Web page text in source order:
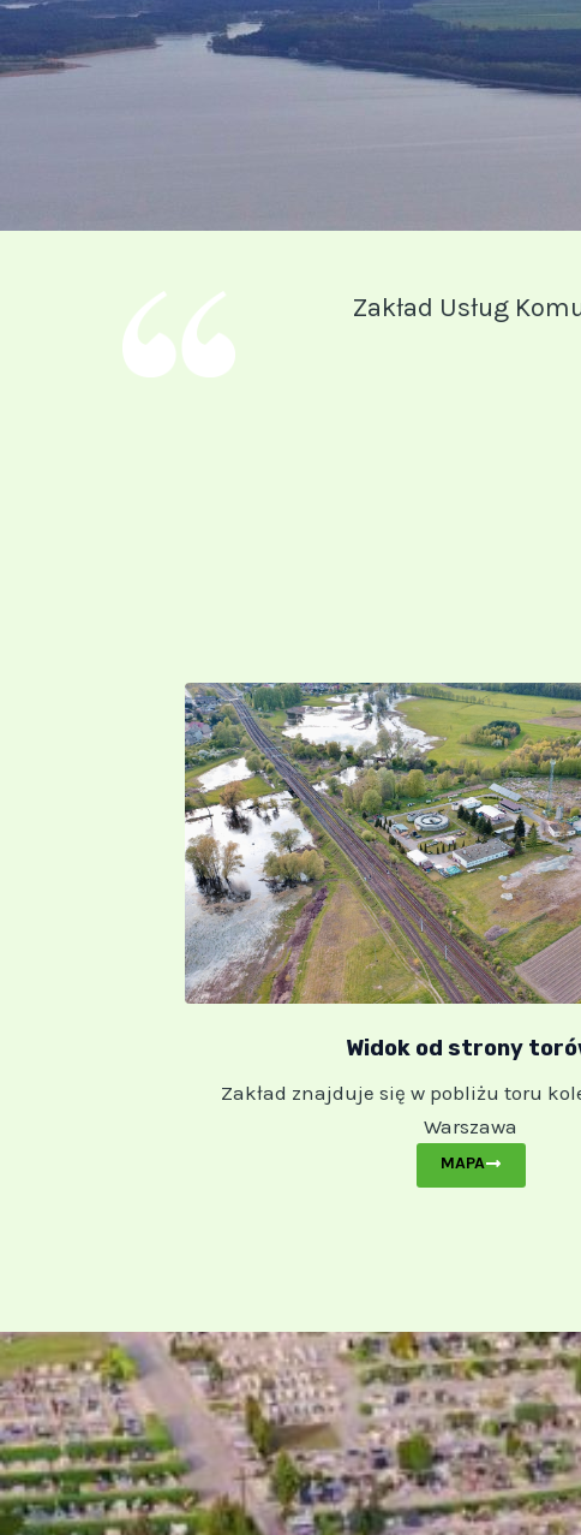
Zakład Usług
Widok od strony
Zakład znajduje się w pobliżu toru
Warszawa
MAPA